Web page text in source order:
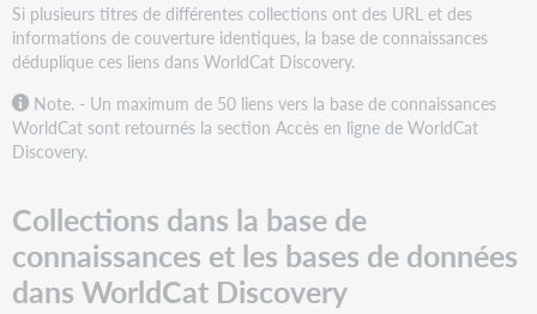
de
données
dans
WorldCat
Discovery
Documents
OCLC
lien
dans
Si plusieurs titres de différentes collections ont des URL et des
informations de couverture identiques, la base de connaissances
déduplique ces liens dans WorldCat Discovery.
Note. - Un maximum de 50 liens vers la base de connaissances
WorldCat sont retournés la section Accès en ligne de WorldCat
Discovery.
Collections dans la base de
connaissances et les bases de données
dans WorldCat Discovery